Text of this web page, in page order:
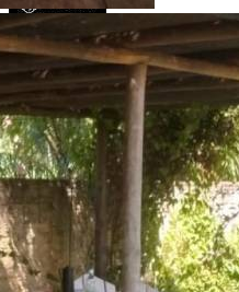
Liban -
Creci:33006-J
Site:https://
Endereço:
Rua Alfredo
Ver Telefone
Telefone:
(14) 4141-5872
Telefone: (14) 98836-2944
WhatsApp:(14) 98836-